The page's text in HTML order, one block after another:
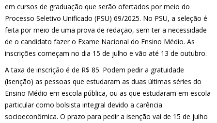
em cursos de graduação que serão ofertados por meio do
Processo Seletivo Unificado (PSU) 69/2025. No PSU, a seleção é
feita por meio de uma prova de redação, sem ter a necessidade
de o candidato fazer o Exame Nacional do Ensino Médio. As
inscrições começam no dia 15 de julho e vão até 13 de outubro.
A taxa de inscrição é de R$ 85. Podem pedir a gratuidade
(isenção) as pessoas que estudaram as duas últimas séries do
Ensino Médio em escola pública, ou as que estudaram em escola
particular como bolsista integral devido a carência
socioeconômica. O prazo para pedir a isenção vai de 15 de julho